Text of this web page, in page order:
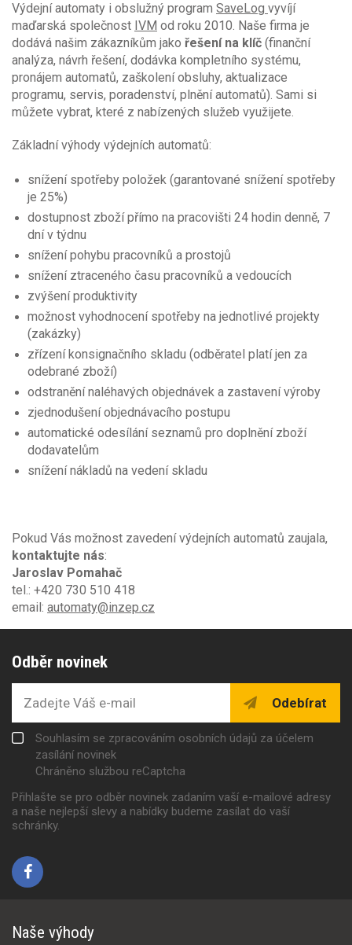
Výdejní automaty i obslužný program SaveLog vyvíjí
maďarská společnost IVM od roku 2010. Naše firma je
dodává našim zákazníkům jako řešení na klíč (finanční
analýza, návrh řešení, dodávka kompletního systému,
pronájem automatů, zaškolení obsluhy, aktualizace
programu, servis, poradenství, plnění automatů). Sami si
můžete vybrat, které z nabízených služeb využijete.
Základní výhody výdejních automatů:
snížení spotřeby položek (garantované snížení spotřeby
je 25%)
dostupnost zboží přímo na pracovišti 24 hodin denně, 7
dní v týdnu
snížení pohybu pracovníků a prostojů
snížení ztraceného času pracovníků a vedoucích
zvýšení produktivity
možnost vyhodnocení spotřeby na jednotlivé projekty
(zakázky)
zřízení konsignačního skladu (odběratel platí jen za
odebrané zboží)
odstranění naléhavých objednávek a zastavení výroby
zjednodušení objednávacího postupu
automatické odesílání seznamů pro doplnění zboží
dodavatelům
snížení nákladů na vedení skladu
Pokud Vás možnost zavedení výdejních automatů zaujala,
kontaktujte nás:
Jaroslav Pomahač
tel.: +420 730 510 418
email: automaty@inzep.cz
Odběr novinek
Odebírat
Souhlasím se zpracováním osobních údajů za účelem
zasílání novinek
Chráněno službou reCaptcha
Přihlašte se pro odběr novinek zadaním vaší e-mailové adresy
a naše nejlepší slevy a nabídky budeme zasílat do vaší
schránky.
Naše výhody